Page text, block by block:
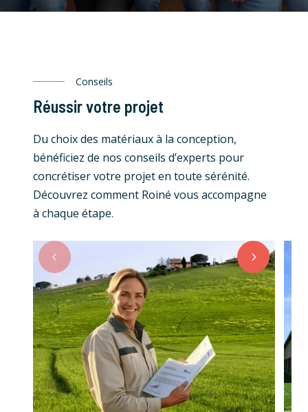
Conseils
Réussir votre projet
Du choix des matériaux à la conception,
bénéficiez de nos conseils d’experts pour
concrétiser votre projet en toute sérénité.
Découvrez comment Roiné vous accompagne
à chaque étape.